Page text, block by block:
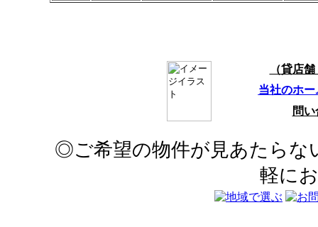
（貸店
当社のホ
問
◎ご希望の物件が見あたらな
軽に